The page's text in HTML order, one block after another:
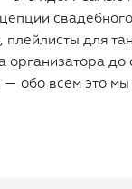
плейлисты для
организатора до
— обо всем это